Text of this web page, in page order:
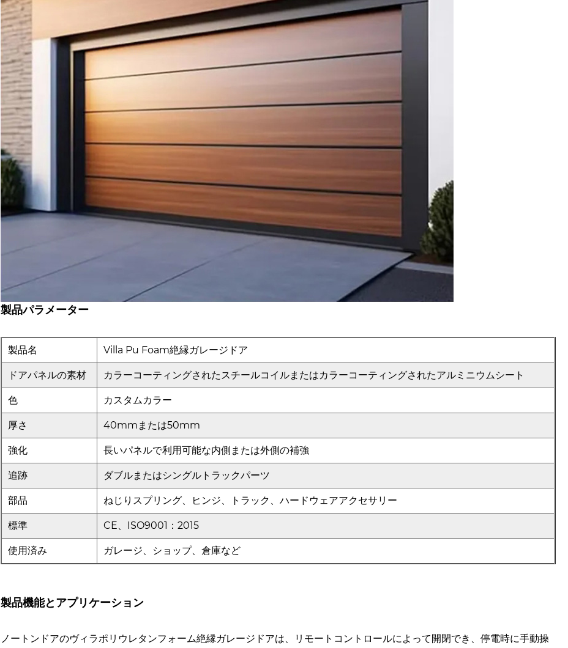
製品パラメーター
製品名 Villa Pu Foam絶縁ガレージドア
ドアパネルの素材 カラーコーティングされたスチールコイルまたはカラーコーティングされたアルミニウムシート
色 カスタムカラー
厚さ 40mmまたは50mm
強化 長いパネルで利用可能な内側または外側の補強
追跡 ダブルまたはシングルトラックパーツ
部品 ねじりスプリング、ヒンジ、トラック、ハードウェアアクセサリー
標準 CE、ISO9001：2015
使用済み ガレージ、ショップ、倉庫など
製品機能とアプリケーション
ノートンドアのヴィラポリウレタンフォーム絶縁ガレージドアは、リモートコントロールによって開閉でき、停電時に手動操